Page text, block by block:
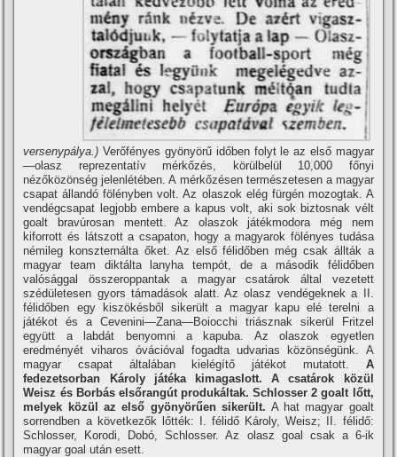
versenypálya.) Verőfényes gyönyörű időben folyt le az első magyar
—olasz reprezentatí­v mérkőzés, körülbelül 10,000 főnyi
nézőközönség jelenlétében. A mérkőzésen természetesen a magyar
csapat állandó fölényben volt. Az olaszok elég fürgén mozogtak. A
vendégcsapat legjobb embere a kapus volt, aki sok biztosnak vélt
goalt bravúrosan mentett. Az olaszok játékmodora még nem
kiforrott és látszott a csapaton, hogy a magyarok fölényes tudása
némileg konszternálta őket. Az első félidőben még csak állták a
magyar team diktálta lanyha tempót, de a második félidőben
valósággal összeroppantak a magyar csatárok által vezetett
szédületesen gyors támadások alatt. Az olasz vendégeknek a II.
félidőben egy kiszökésből sikerült a magyar kapu elé terelni a
játékot és a Cevenini—Zana—Boiocchi triásznak sikerül Fritzel
együtt a labdát benyomni a kapuba. Az olaszok egyetlen
eredményét viharos óvációval fogadta udvarias közönségünk. A
magyar csapat általában kielégí­tő játékot mutatott. A
fedezetsorban Károly játéka kimagaslott. A csatárok közül
Weisz és Borbás elsőrangút produkáltak. Schlosser 2 goalt lőtt,
melyek közül az első gyönyörűen sikerült. A hat magyar goalt
sorrendben a következők lőtték: I. félidő Károly, Weisz; II. félidő:
Schlosser, Korodi, Dobó, Schlosser. Az olasz goal csak a 6-ik
magyar goal után esett.